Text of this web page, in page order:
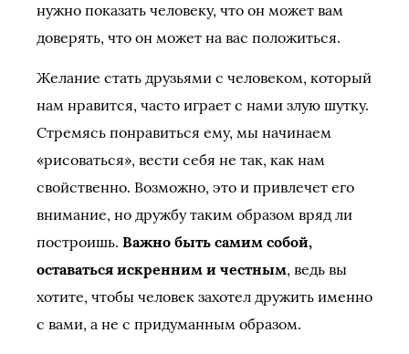
нужно показать человеку, что он может вам
доверять, что он может на вас положиться.
Желание стать друзьями с человеком, который
нам нравится, часто играет с нами злую шутку.
Стремясь понравиться ему, мы начинаем
«рисоваться», вести себя не так, как нам
свойственно. Возможно, это и привлечет его
внимание, но дружбу таким образом вряд ли
построишь. Важно быть самим собой,
оставаться искренним и честным, ведь вы
хотите, чтобы человек захотел дружить именно
с вами, а не с придуманным образом.